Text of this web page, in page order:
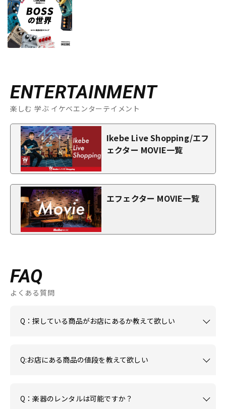
ENTERTAINMENT
楽しむ 学ぶ イケベエンターテイメント
Ikebe Live Shopping/エフ
ェクター MOVIE一覧
エフェクター MOVIE一覧
FAQ
よくある質問
Q：探している商品がお店にあるか教えて欲しい
Q:お店にある商品の値段を教えて欲しい
Q：楽器のレンタルは可能ですか？